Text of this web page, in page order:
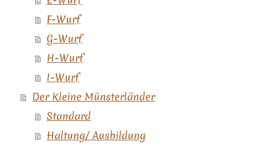
F-Wurf
G-Wurf
H-Wurf
I-Wurf
Der Kleine Münsterländer
Standard
Haltung/ Ausbildung